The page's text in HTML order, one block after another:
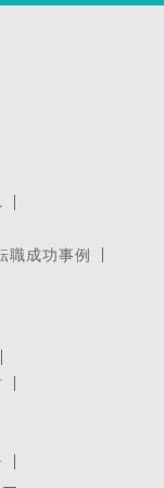
職成功事例